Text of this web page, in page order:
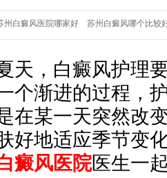
州白癜风医院哪家好 苏州白癜风哪个比较
，白癜风护理要
个渐进的过程，
在某一天突然改
好地适应季节变
癜风医院医生一